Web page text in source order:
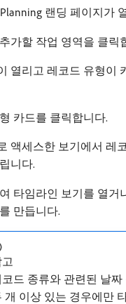
랜딩 페이지가
가할 작업 영역을 클릭
열리고 레코드 유형이
카드를 클릭합니다.
액세스한 보기에서 레
니다.
타임라인 보기를 열거
만듭니다.
코드 종류와 관련된 날짜
개 이상 있는 경우에만